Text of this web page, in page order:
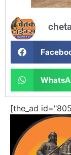
[the_ad